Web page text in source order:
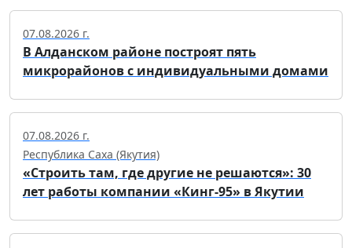
07.08.2026 г.
В Алданском районе построят пять
микрорайонов с индивидуальными домами
07.08.2026 г.
Республика Саха (Якутия)
«Строить там, где другие не решаются»: 30
лет работы компании «Кинг-95» в Якутии